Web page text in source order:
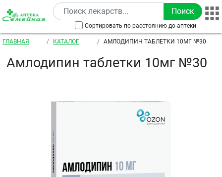
Перейти к основному содержанию
Сортировать по расстоянию до аптеки
Строка навигации
ГЛАВНАЯ КАТАЛОГ АМЛОДИПИН ТАБЛЕТКИ 10МГ №30
Амлодипин таблетки 10мг №30